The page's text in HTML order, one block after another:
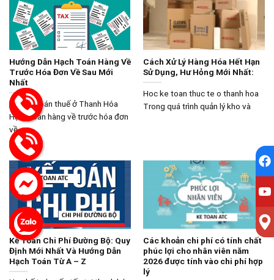
Hướng Dẫn Hạch Toán Hàng Về
Trước Hóa Đơn Về Sau Mới
Nhất
Học kế toán thuế ở Thanh Hóa
Hạch toán hàng về trước hóa đơn
về
Cách Xử Lý Hàng Hóa Hết Hạn
Sử Dụng, Hư Hỏng Mới Nhất:
Hoc ke toan thuc te o thanh hoa
Trong quá trình quản lý kho và
Kế Toán Chi Phí Đường Bộ: Quy
Định Mới Nhất Và Hướng Dẫn
Hạch Toán Từ A – Z
Các khoản chi phí có tính chất
phúc lợi cho nhân viên năm
2026 được tính vào chi phí hợp
lý